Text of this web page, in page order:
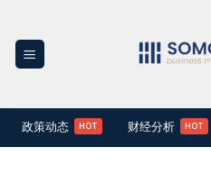
content
政策动态 财经分析